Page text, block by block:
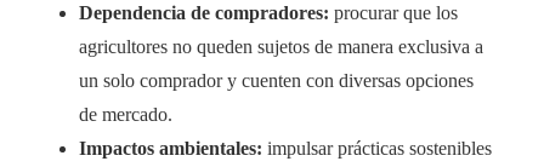
Dependencia de compradores: procurar que los
agricultores no queden sujetos de manera exclusiva a
un solo comprador y cuenten con diversas opciones
de mercado.
Impactos ambientales: impulsar prácticas sostenibles